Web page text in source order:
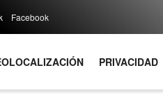
Facebook
PRIVACIDAD